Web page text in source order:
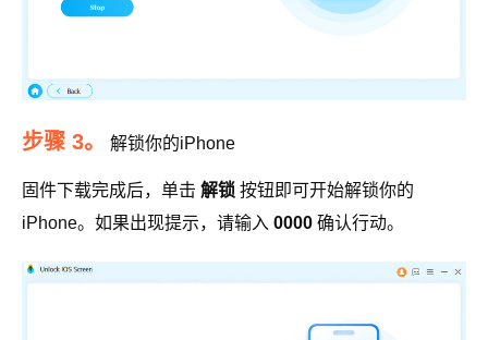
步骤 3。 解锁你的iPhone
固件下载完成后，单击 解锁 按钮即可开始解锁你的
iPhone。如果出现提示，请输入 0000 确认行动。